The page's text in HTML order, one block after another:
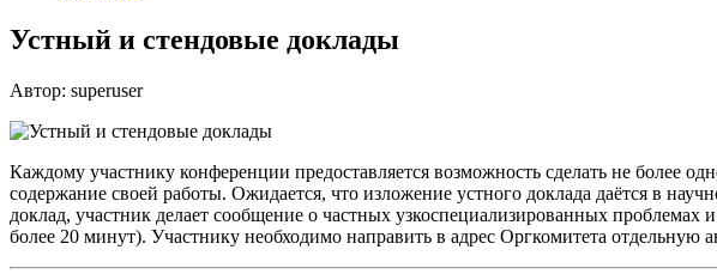
Устный и стендовые доклады
Автор: superuser
Каждому участнику конференции предоставляется возможность сделать не более
содержание своей работы. Ожидается, что изложение устного доклада даётся в
доклад, участник делает сообщение о частных узкоспециализированных проблемах
более 20 минут). Участнику необходимо направить в адрес Оргкомитета отдельную